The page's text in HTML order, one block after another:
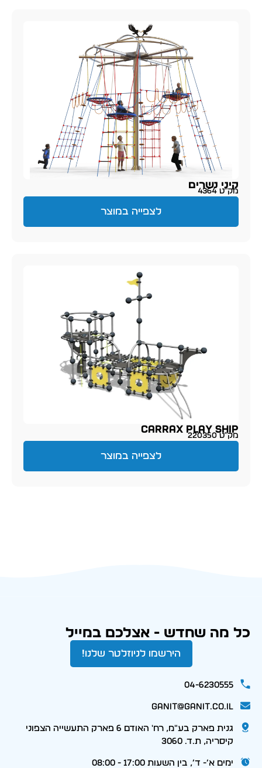
קיני נשרים
מק״ט 4364
לצפייה במוצר
Carrax Play Ship
מק״ט 220350
לצפייה במוצר
כל מה שחדש - אצלכם במייל
הירשמו לניוזלטר שלנו!
04-6230555
ganit@ganit.co.il
גנית פארק בע"מ, רח' האודם 6 פארק התעשייה הצפוני
קיסריה, ת.ד. 3060
ימים א׳- ד׳, בין השעות 17:00 - 08:00